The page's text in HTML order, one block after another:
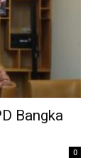
Bangka
0